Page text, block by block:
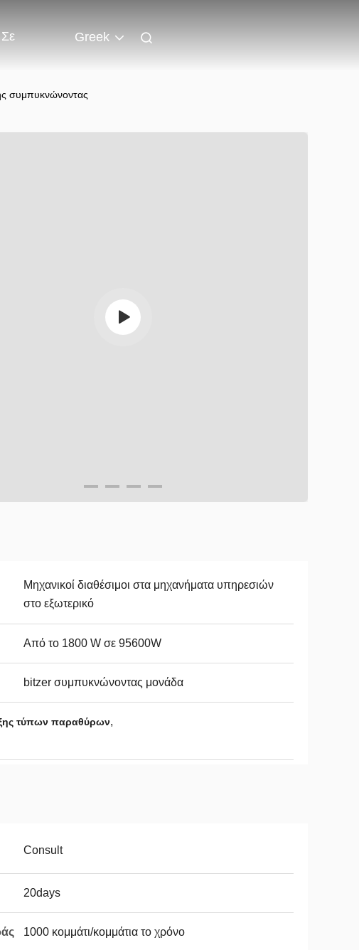
Greek
συμπυκνώνοντας
Μηχανικοί διαθέσιμοι στα μηχανήματα υπηρεσιών
στο εξωτερικό
Από το 1800 W σε 95600W
bitzer συμπυκνώνοντας μονάδα
τύπων παραθύρων,
Consult
20days
1000 κομμάτι/κομμάτια το χρόνο